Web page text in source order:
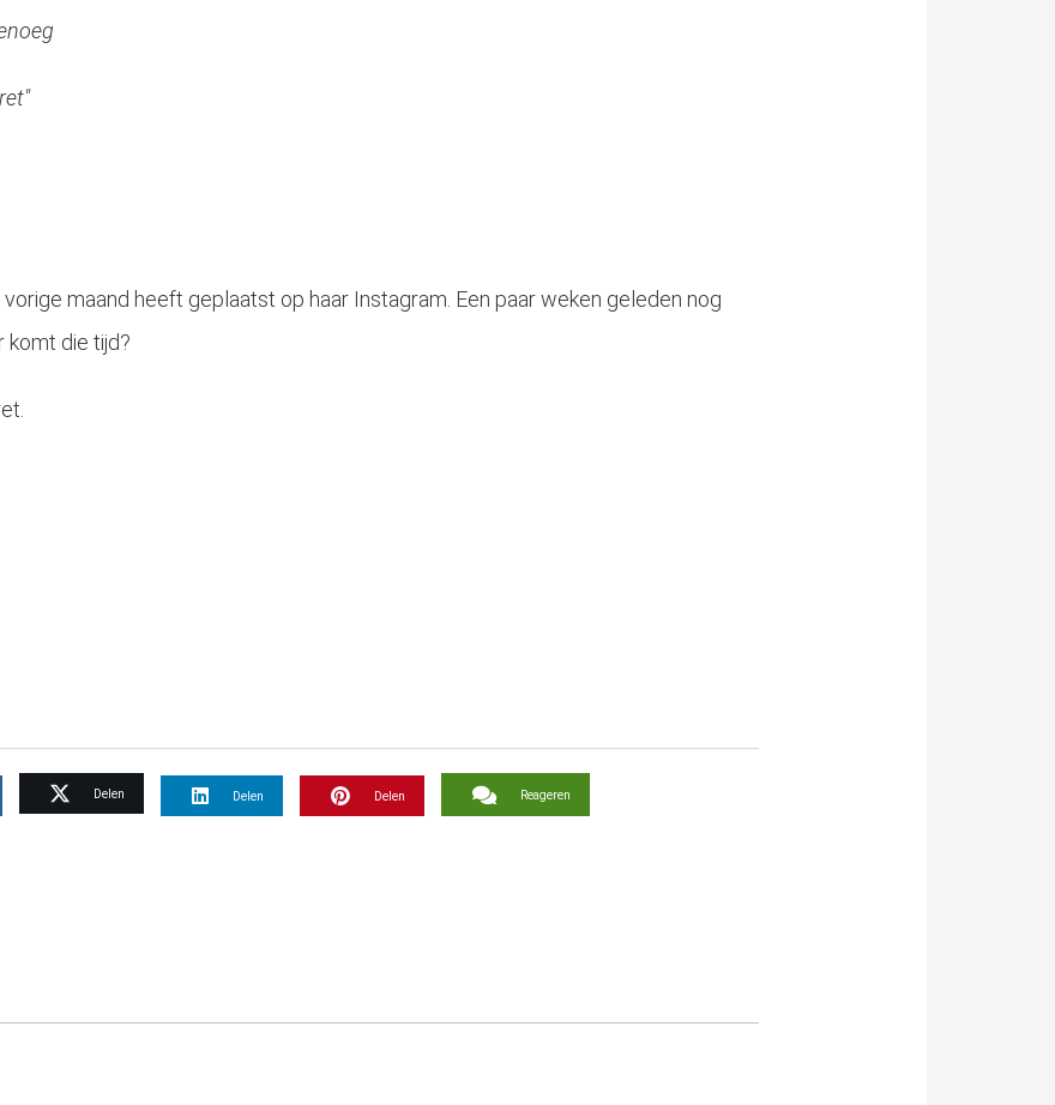
maand heeft geplaatst op haar Instagram. Een paar weken geleden nog
komt die tijd?
Delen Delen Delen Reageren